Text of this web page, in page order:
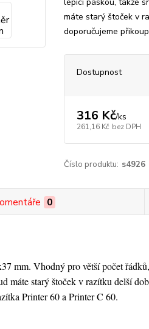
máte starý štoček v
doporučujeme
Dostupnost
316 Kč/ks
261,16 Kč bez DPH
Číslo produktu: s4926
0
mm. Vhodný pro větší počet
máte starý štoček v razítku delší
Printer 60 a Printer C 60.